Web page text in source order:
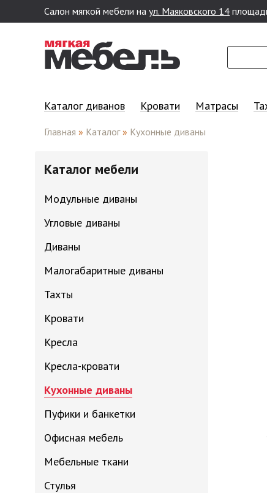
Перейти к основному содержанию
Салон мягкой мебели на ул. Маяковского 14
Каталог диванов Кровати Матрасы
Главная » Каталог » Кухонные диваны
Каталог мебели
Модульные диваны
Угловые диваны
Диваны
Малогабаритные диваны
Тахты
Кровати
Кресла
Кресла-кровати
Кухонные диваны
Пуфики и банкетки
Офисная мебель
Мебельные ткани
Стулья